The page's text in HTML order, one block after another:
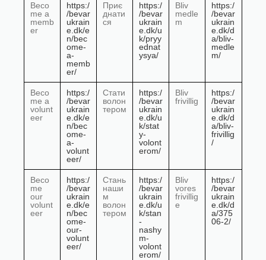
Beco
me a
memb
er
https:/
/bevar
ukrain
e.dk/e
n/bec
ome-
a-
memb
er/
Приє
днати
ся
https:/
/bevar
ukrain
e.dk/u
k/pryy
ednat
ysya/
Bliv
medle
m
https:/
/bevar
ukrain
e.dk/d
a/bliv-
medle
m/
Beco
me a
volunt
eer
https:/
/bevar
ukrain
e.dk/e
n/bec
ome-
a-
volunt
eer/
Стати
волон
тером
https:/
/bevar
ukrain
e.dk/u
k/stat
y-
volont
erom/
Bliv
frivillig
https:/
/bevar
ukrain
e.dk/d
a/bliv-
frivillig
/
Beco
me
our
volunt
eer
https:/
/bevar
ukrain
e.dk/e
n/bec
ome-
our-
volunt
eer/
Стань
наши
м
волон
тером
https:/
/bevar
ukrain
e.dk/u
k/stan
-
nashy
m-
volont
erom/
Bliv
vores
frivillig
e
https:/
/bevar
ukrain
e.dk/d
a/375
06-2/